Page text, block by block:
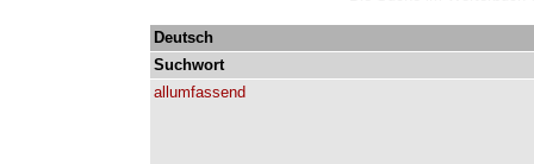
Deutsch
Suchwort
allumfassend